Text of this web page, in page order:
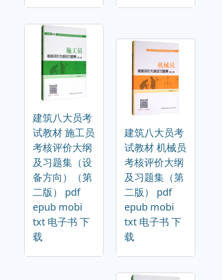
建筑八大员考
试教材 施工员
考核评价大纲
及习题集（设
备方向）（第
二版） pdf
epub mobi
txt 电子书 下
载
建筑八大员考
试教材 机械员
考核评价大纲
及习题集（第
二版） pdf
epub mobi
txt 电子书 下
载